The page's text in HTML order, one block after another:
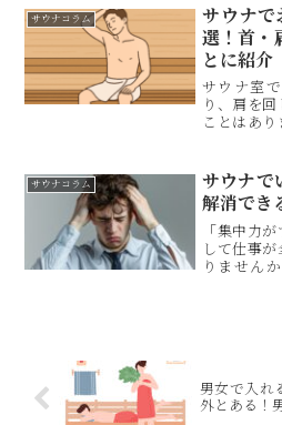
ったり、お
ナを仕事
とってかな
そこで今回
まとめて紹
者が感じ
るので、資
サウナコラム
サウナで
選！首・
とに紹介
サウナ室
り、肩を
ことはあ
んな疑問
ん。この記
をすること
すすめの
くご紹介し
サウナコラム
サウナで
解消でき
「集中力
して仕事
りません
サウナは「
言われてい
男女で入れ
外とある！